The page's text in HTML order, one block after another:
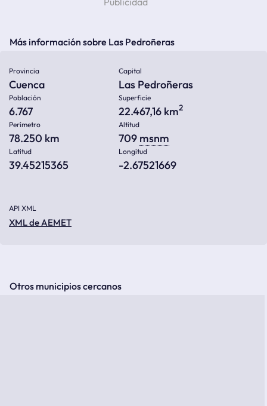
Más información sobre Las Pedroñeras
Provincia
Cuenca
Capital
Las Pedroñeras
Población
6.767
Superficie
22.467,16 km2
Perímetro
78.250 km
Altitud
709 msnm
Latitud
39.45215365
Longitud
-2.67521669
API XML
XML de AEMET
Otros municipios cercanos